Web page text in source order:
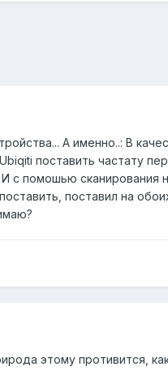
А именно..: В
поставить частату
помошью сканирования
поставил на
этому противится,